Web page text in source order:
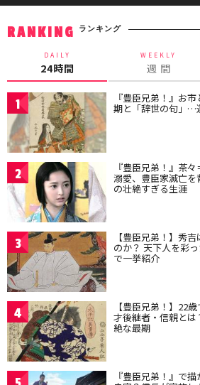
RANKING ランキング
DAILY
24時間
WEEKLY
週 間
1 『豊臣兄弟！』お
期と「辞世の句」…
2 『豊臣兄弟！』茶
溺愛、豊臣家滅亡を
の壮絶すぎる生涯
3 【豊臣兄弟！】秀
のか？ 天下人を彩
で一挙紹介
4 【豊臣兄弟！】22
才後継者・信親と
絶な最期
『豊臣兄弟！』で